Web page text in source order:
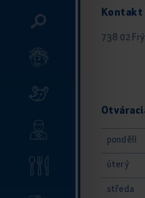
Kontakt
738 02
pondělí
úterý
středa